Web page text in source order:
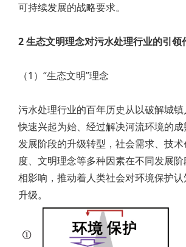
可持续发展的战略要求。
2 生态文明理念对污水处理行业的引领
（1）“生态文明”理念
污水处理行业的百年历史从以破解城
快速兴起为始、经过解决河流环境的
发展阶段的升级转型，社会需求、技
度、文明理念等多种因素在不同发展
相影响，推动着人类社会对环境保护
升级。